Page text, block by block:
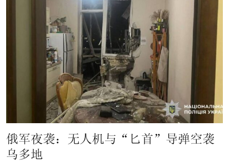
俄军夜袭：无人机与“匕首”导弹空袭
乌多地